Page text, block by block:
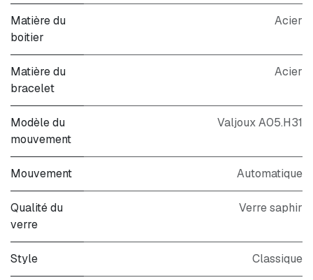
Matière du
boitier
Acier
Matière du
bracelet
Acier
Modèle du
mouvement
Valjoux A05.H31
Mouvement Automatique
Qualité du
verre
Verre saphir
Style Classique